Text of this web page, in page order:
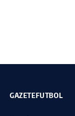
GAZETEFUTBOL